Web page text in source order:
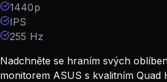
1440p
IPS
255 Hz
Nadchněte se hraním svých
monitorem ASUS s kvalitním Quad